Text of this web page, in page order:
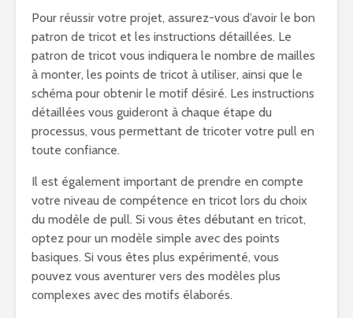
Pour réussir votre projet, assurez-vous d’avoir le bon
patron de tricot et les instructions détaillées. Le
patron de tricot vous indiquera le nombre de mailles
à monter, les points de tricot à utiliser, ainsi que le
schéma pour obtenir le motif désiré. Les instructions
détaillées vous guideront à chaque étape du
processus, vous permettant de tricoter votre pull en
toute confiance.
Il est également important de prendre en compte
votre niveau de compétence en tricot lors du choix
du modèle de pull. Si vous êtes débutant en tricot,
optez pour un modèle simple avec des points
basiques. Si vous êtes plus expérimenté, vous
pouvez vous aventurer vers des modèles plus
complexes avec des motifs élaborés.